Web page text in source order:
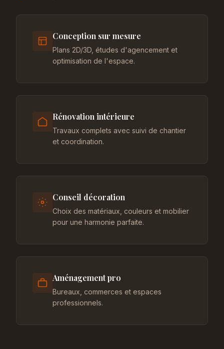
Conception sur mesure
Plans 2D/3D, études d'agencement et
optimisation de l'espace.
Rénovation intérieure
Travaux complets avec suivi de chantier
et coordination.
Conseil décoration
Choix des matériaux, couleurs et mobilier
pour une harmonie parfaite.
Aménagement pro
Bureaux, commerces et espaces
professionnels.